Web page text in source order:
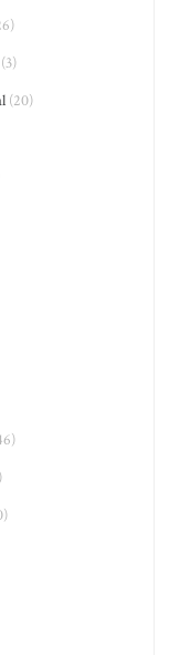
(3)
(20)